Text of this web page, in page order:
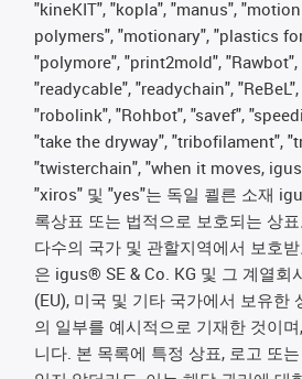
"kineKIT", "kopla", "manus",
polymers", "motionary", "plastics
"polymore", "print2mold", "Rawbot",
"readycable", "readychain",
"robolink", "Rohbot", "savef",
"take the dryway", "tribofilament",
"twisterchain", "when it moves,
"xiros" 및 "yes"는 독일 쾰른 소재
록상표 또는 법적으로 보호되는 상
다수의 국가 및 관할지역에서 보호
은 igus® SE & Co. KG 및 그 계열회
(EU), 미국 및 기타 국가에서 보유한
의 일부를 예시적으로 기재한 것이
니다. 본 목록에 특정 상표, 로고 또